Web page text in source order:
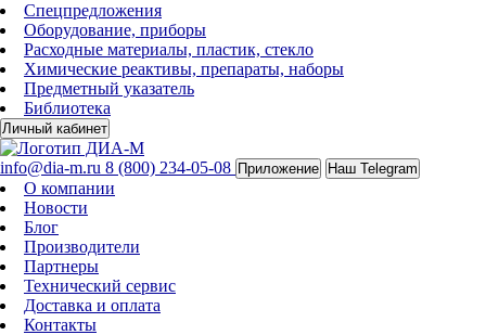
Спецпредложения
Оборудование, приборы
Расходные материалы, пластик, стекло
Химические реактивы, препараты, наборы
Предметный указатель
Библиотека
Личный кабинет
info@dia-m.ru 8 (800) 234-05-08 Приложение Наш Telegram
О компании
Новости
Блог
Производители
Партнеры
Технический сервис
Доставка и оплата
Контакты